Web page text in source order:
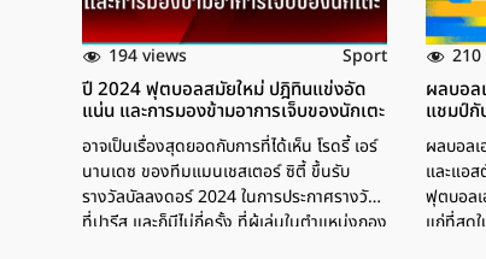
194 views Sport
ปี 2024 ฟุตบอลสมัยใหม่ ปฎิทินแข่งอัด
แน่น และการมองข้ามอาการเจ็บของนักเตะ
อาจเป็นเรื่องสุดยอดกับการที่ได้เห็น โรดรี้ เอร์
นานเดซ ของทีมแมนเชสเตอร์ ซิตี้ ขึ้นรับ
รางวัลบัลลงดอร์ 2024 ในการประกาศรางวัล
ที่ปารีส และก็มีไม่กี่ครั้ง ที่ผู้เล่นในตำแหน่งกอง
ผลบอล
แชมป์กั
ผลบอล
และแอส
ฟุตบอล
แก่ที่สุดใ